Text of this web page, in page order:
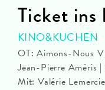
Ticket ins
KINO&KUCHEN
OT: Aimons-Nous
Jean-Pierre Améris
Mit: Valérie